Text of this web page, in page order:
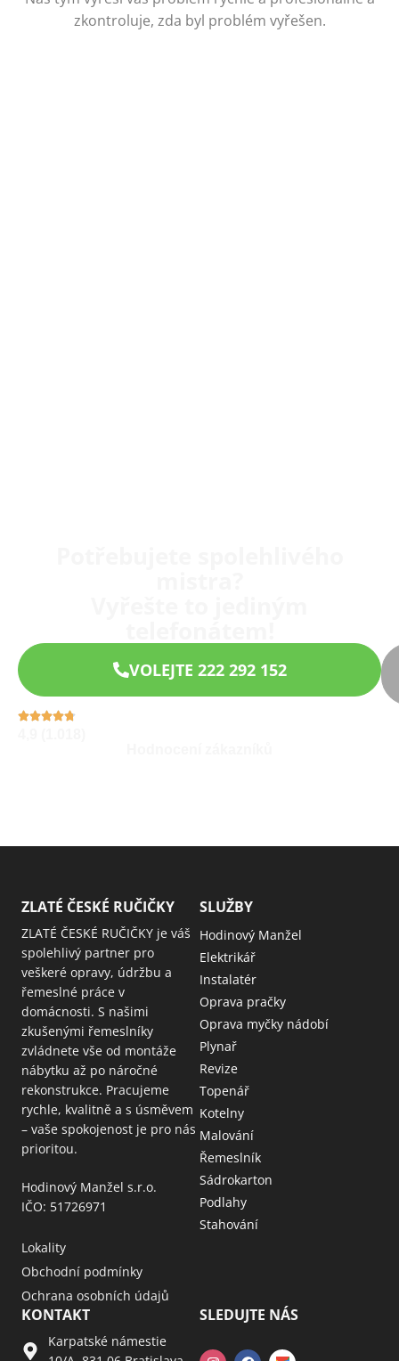
zkontroluje, zda byl problém vyřešen.
VOLEJTE 222 292 152
ZLATÉ ČESKÉ RUČIČKY
ZLATÉ ČESKÉ RUČIČKY je váš
spolehlivý partner pro
veškeré opravy, údržbu a
řemeslné práce v
domácnosti. S našimi
zkušenými řemeslníky
zvládnete vše od montáže
nábytku až po náročné
rekonstrukce. Pracujeme
rychle, kvalitně a s úsměvem
– vaše spokojenost je pro nás
prioritou.
Hodinový Manžel s.r.o.
IČO: 51726971
Lokality
Obchodní podmínky
Ochrana osobních údajů
SLUŽBY
Hodinový Manžel
Elektrikář
Instalatér
Oprava pračky
Oprava myčky nádobí
Plynař
Revize
Topenář
Kotelny
Malování
Řemeslník
Sádrokarton
Podlahy
Stahování
KONTAKT
Karpatské námestie
SLEDUJTE NÁS